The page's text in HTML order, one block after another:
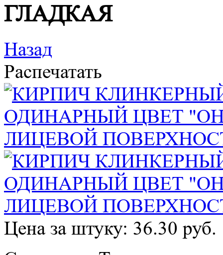
ГЛАДКАЯ
Назад
Распечатать
Цена за штуку: 36.30 руб.